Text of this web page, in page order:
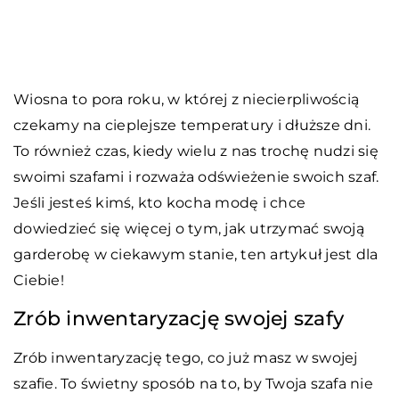
Wiosna to pora roku, w której z niecierpliwością
czekamy na cieplejsze temperatury i dłuższe dni.
To również czas, kiedy wielu z nas trochę nudzi się
swoimi szafami i rozważa odświeżenie swoich szaf.
Jeśli jesteś kimś, kto kocha modę i chce
dowiedzieć się więcej o tym, jak utrzymać swoją
garderobę w ciekawym stanie, ten artykuł jest dla
Ciebie!
Zrób inwentaryzację swojej szafy
Zrób inwentaryzację tego, co już masz w swojej
szafie. To świetny sposób na to, by Twoja szafa nie